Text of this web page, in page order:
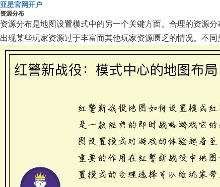
亚星官网开户
资源分布
资源分布是地图设置模式中的另一个关键方面。合理的资源
出现某些玩家资源过于丰富而其他玩家资源匮乏的情况。不